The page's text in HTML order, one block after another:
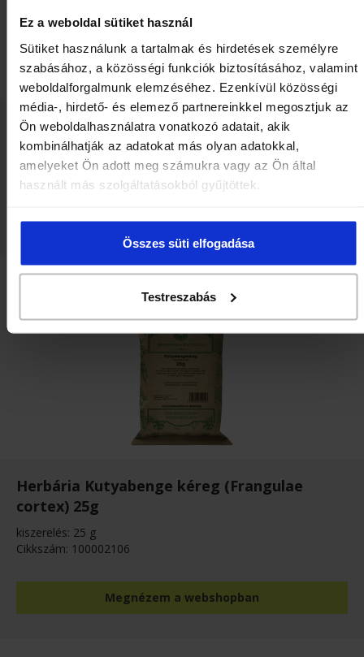
Ez a weboldal sütiket használ
Sütiket használunk a tartalmak és hirdetések személyre
szabásához, a közösségi funkciók biztosításához, valamint
weboldalforgalmunk elemzéséhez. Ezenkívül közösségi
média-, hirdető- és elemező partnereinkkel megosztjuk az
Ön weboldalhasználatra vonatkozó adatait, akik
kombinálhatják az adatokat más olyan adatokkal,
amelyeket Ön adott meg számukra vagy az Ön által
használt más szolgáltatásokból gyűjtöttek.
Összes süti elfogadása
Testreszabás
Herbária Kukoricabibe (Maydis stigma) 40g
kiszerelés: 40 g
Cikkszám: 100002089
Herbária Kutyabenge kéreg (Frangulae
cortex) 25g
kiszerelés: 25 g
Cikkszám: 100002106
Megnézem a webshopban